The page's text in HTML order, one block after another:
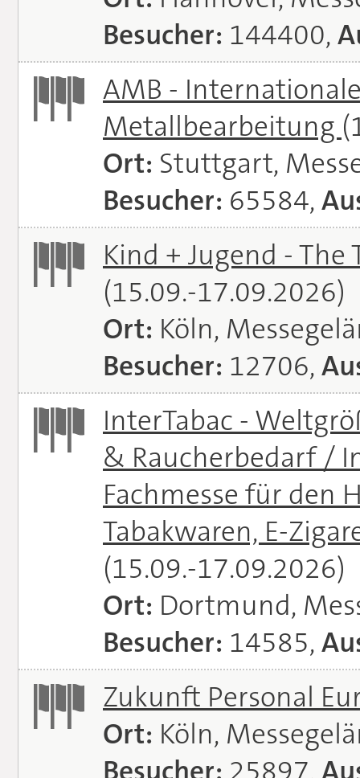
Besucher: 144400,
AMB -
Metallbearbeitung
Ort: Stuttgart,
Besucher: 65584,
Kind + Jugend - The
(15.09.-17.09.2026)
Ort: Köln,
Besucher: 12706,
InterTabac -
& Raucherbedarf /
Fachmesse für den
Tabakwaren, E-
(15.09.-17.09.2026)
Ort: Dortmund,
Besucher: 14585,
Zukunft Personal
Ort: Köln,